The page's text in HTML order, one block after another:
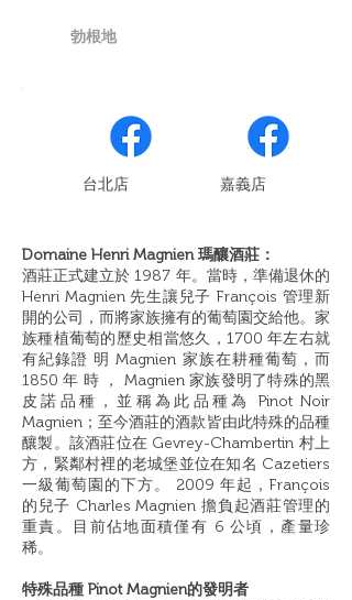
勃根地
​台北店 嘉義店
Domaine Henri Magnien 瑪釀酒莊：
酒莊正式建立於 1987 年。當時，準備退休的
Henri Magnien 先生讓兒子 François 管理新
開的公司，而將家族擁有的葡萄園交給他。家
族種植葡萄的歷史相當悠久，1700 年左右就
有紀錄證 明 Magnien 家族在耕種葡萄，而
1850 年 時 ， Magnien 家族發明了特殊的黑
皮諾品種，並稱為此品種為 Pinot Noir
Magnien；至今酒莊的酒款皆由此特殊的品種
釀製。該酒莊位在 Gevrey-Chambertin 村上
方，緊鄰村裡的老城堡並位在知名 Cazetiers
⼀級葡萄園的下方。 2009 年起，François
的兒子 Charles Magnien 擔負起酒莊管理的
重責。目前佔地面積僅有 6 公頃，產量珍
稀。
特殊品種 Pinot Magnien的發明者